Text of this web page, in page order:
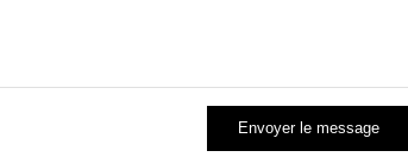
Envoyer le message